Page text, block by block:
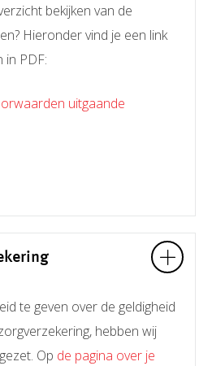
bekijken van de
Hieronder vind je een link
PDF:
uitgaande
te geven over de geldigheid
hebben wij
Op de pagina over je